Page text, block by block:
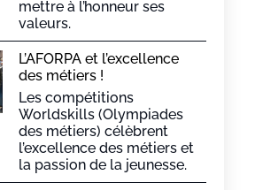
mettre à l’honneur ses
valeurs.
L’AFORPA et l’excellence
des métiers !
Les compétitions
Worldskills (Olympiades
des métiers) célèbrent
l’excellence des métiers et
la passion de la jeunesse.